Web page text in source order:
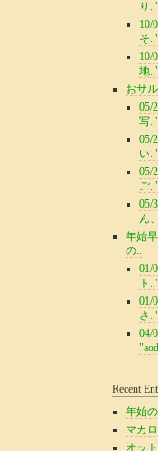
り
10/
そ
10/
地
おサ
05/
写
05/
い
05/
ご
05/
ん
年始
の..
01/
ト
01/
さ
04/
Recent
年始
マカ
オッ